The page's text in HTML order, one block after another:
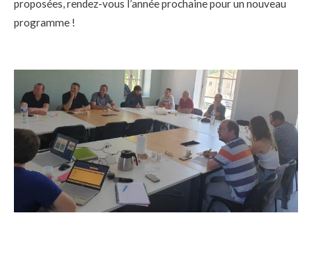
proposées, rendez-vous l’année prochaine pour un nouveau
programme !